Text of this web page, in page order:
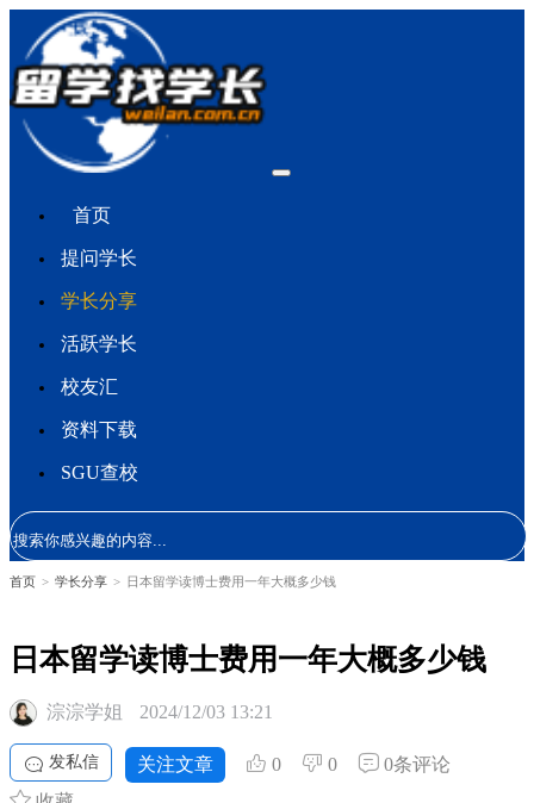
首页
提问学长
学长分享
活跃学长
校友汇
资料下载
SGU查校
首页 > 学长分享 > 日本留学读博士费用一年大概多少钱
日本留学读博士费用一年大概多少钱
淙淙学姐 2024/12/03 13:21
发私信 关注文章 0 0
0条评论